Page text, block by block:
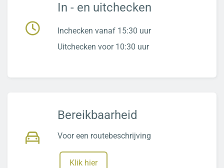
In - en uitchecken
Inchecken vanaf 15:30 uur
Uitchecken voor 10:30 uur
Bereikbaarheid
Voor een routebeschrijving
Klik hier